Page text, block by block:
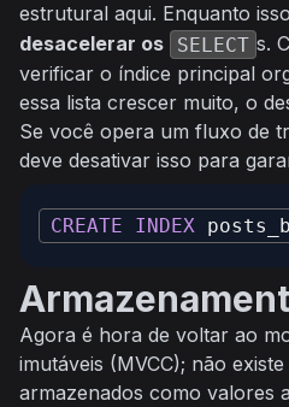
estrutural aqui. Enquanto
desacelerar os SELECT s.
verificar o índice principal
essa lista crescer muito, o
Se você opera um fluxo de
deve desativar isso para
CREATE INDEX
Agora é hora de voltar ao
imutáveis (MVCC); não
armazenados como valores